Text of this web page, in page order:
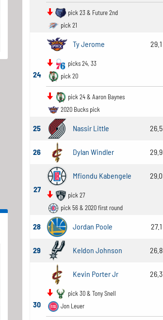
pick 23 & Future 2nd
pick 21
24
Ty Jerome 29.1
picks 24, 33
pick 20
pick 24 & Aaron Baynes
2020 Bucks pick
25 Nassir Little 26.5
26 Dylan Windler 29.9
27
Mfiondu Kabengele 29.0
pick 27
pick 56 & 2020 first round
28 Jordan Poole 27.1
29 Keldon Johnson 26.8
30
Kevin Porter Jr 26.3
pick 30 & Tony Snell
Jon Leuer